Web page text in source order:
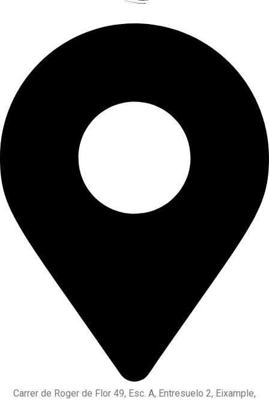
Carrer de Roger de Flor 49, Esc. A, Entresuelo 2, Eixample,